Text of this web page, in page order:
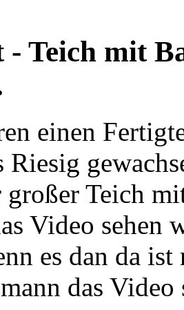
- Teich mit
einen
Riesig
großer Teich
Video
es dan da
das Video